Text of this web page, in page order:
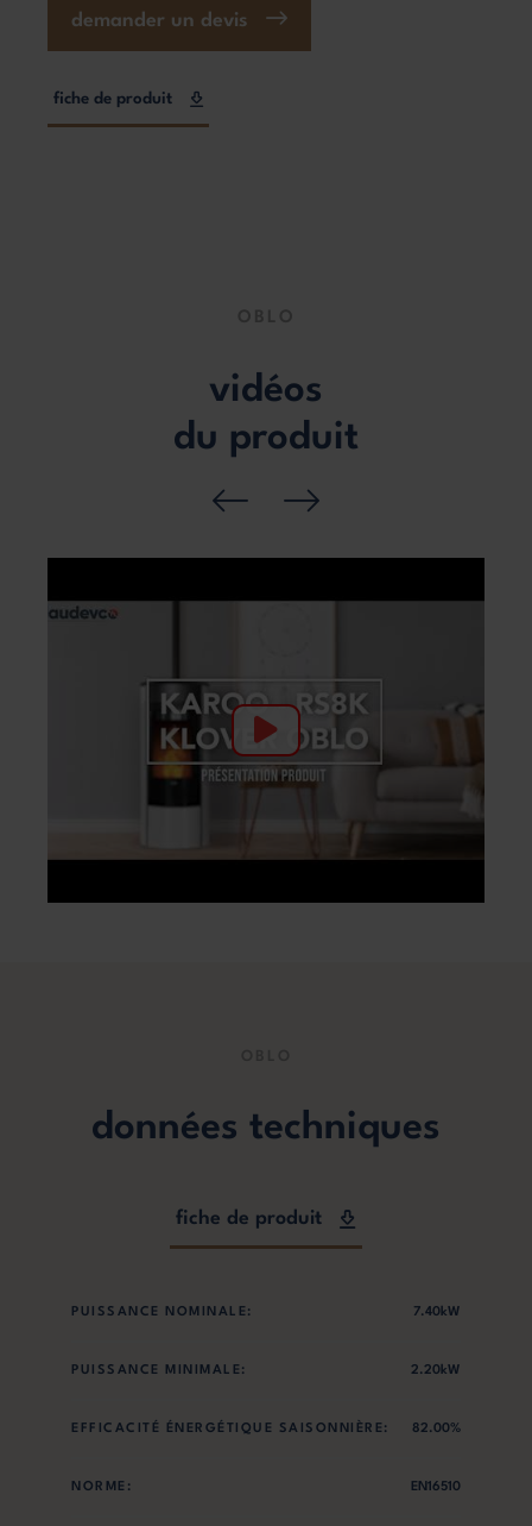
demander un devis
fiche de produit
vidéos
du produit
données techniques
fiche de produit
PUISSANCE NOMINALE: 7.40kW
PUISSANCE MINIMALE: 2.20kW
EFFICACITÉ ÉNERGÉTIQUE SAISONNIÈRE: 82.00%
NORME: EN16510